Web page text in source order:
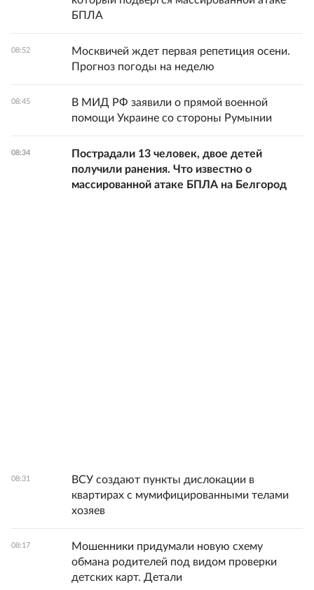
БПЛА
08:52
Москвичей ждет первая репетиция осени.
Прогноз погоды на неделю
08:45
В МИД РФ заявили о прямой военной
помощи Украине со стороны Румынии
08:34
Пострадали 13 человек, двое детей
получили ранения. Что известно о
массированной атаке БПЛА на Белгород
08:31
ВСУ создают пункты дислокации в
квартирах с мумифицированными телами
хозяев
08:17
Мошенники придумали новую схему
обмана родителей под видом проверки
детских карт. Детали